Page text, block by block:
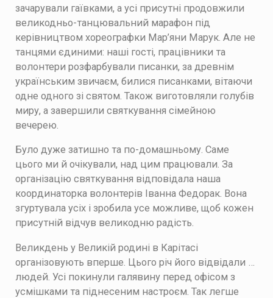
зачарували гаївками, а усі присутні продовжили
великодньо-танцювальний марафон під
керівництвом хореографки Мар’яни Марук. Але не
танцями єдиними: наші гості, працівники та
волонтери розфарбували писанки, за древнім
українським звичаєм, билися писанками, вітаючи
одне одного зі святом. Також виготовляли голубів
миру, а завершили святкування сімейною
вечерею.
Було дуже затишно та по-домашньому. Саме
цього ми й очікували, над цим працювали. За
організацію святкування відповідала наша
координаторка волонтерів Іванна Федорак. Вона
згуртувала усіх і зробила усе можливе, щоб кожен
присутній відчув великодню радість.
Великдень у Великій родині в Карітасі
організовують вперше. Цього річ його відвідали …
людей. Усі покинули галявину перед офісом з
усмішками та піднесеним настроєм. Так легше